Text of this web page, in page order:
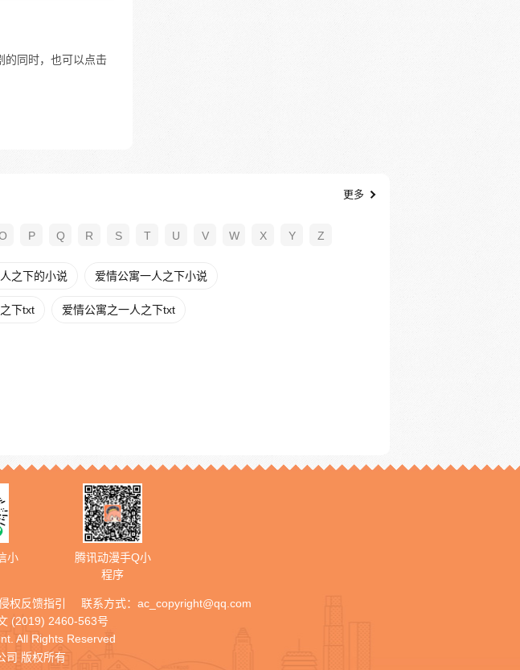
的同时，也可以点击
更多
P Q R S T U V W X Y Z
之下的小说 爱情公寓一人之下小说
下txt 爱情公寓之一人之下txt
小
腾讯动漫手Q小
程序
权反馈指引 联系方式： ac_copyright@qq.com
(2019) 2460-563号
All Rights Reserved
司 版权所有